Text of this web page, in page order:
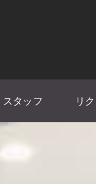
スタッフ リ